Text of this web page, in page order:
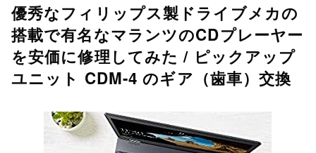
優秀なフィリップス製ドライブメカの
搭載で有名なマランツのCDプレーヤー
を安価に修理してみた / ピックアップ
ユニット CDM-4 のギア（歯車）交換